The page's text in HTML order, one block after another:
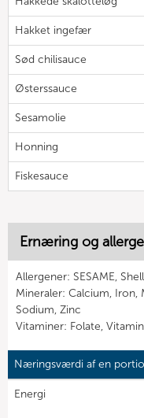
Hakket ingefær
Sød chilisauce
Østerssauce
Sesamolie
Honning
Fiskesauce
Ernæring og
Allergener: SESAME,
Mineraler: Calcium, Iron,
Sodium, Zinc
Vitaminer: Folate,
Næringsværdi af en
Energi